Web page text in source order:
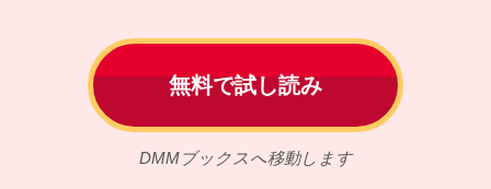
無料で試し読み
DMMブックスへ移動します